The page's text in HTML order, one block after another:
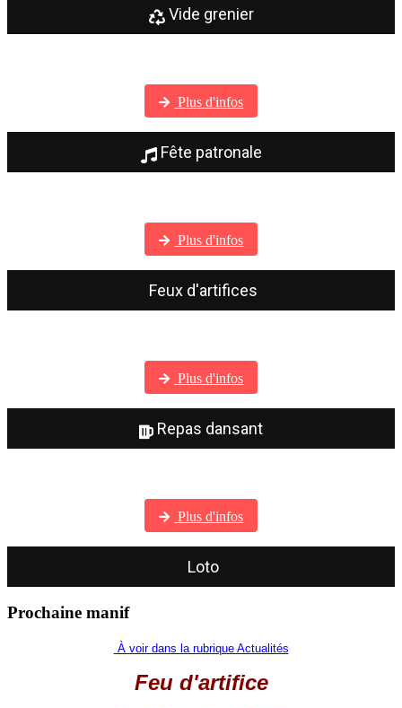
Vide grenier
Plus d'infos
Fête patronale
Plus d'infos
Feux d'artifices
Plus d'infos
Repas dansant
Plus d'infos
Loto
Prochaine manif
À voir dans la rubrique Actualités
Feu d'artifice